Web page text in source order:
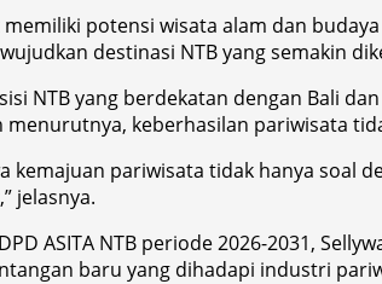
memiliki potensi wisata alam dan
destinasi NTB yang semakin
NTB yang berdekatan dengan Bali
menurutnya, keberhasilan pariwisata
kemajuan pariwisata tidak hanya soal
jelasnya.
ASITA NTB periode 2026-2031,
baru yang dihadapi industri